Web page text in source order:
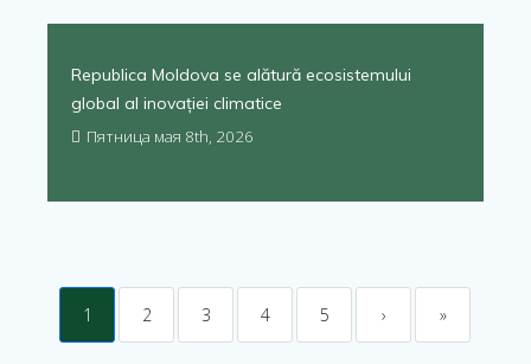
Republica Moldova se alătură ecosistemului
global al inovației climatice
Пятница мая 8th, 2026
1 2 3 4 5 › »